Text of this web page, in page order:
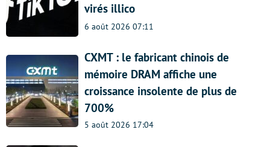
virés illico
6 août 2026 07:11
CXMT : le fabricant chinois de
mémoire DRAM affiche une
croissance insolente de plus de
700%
5 août 2026 17:04